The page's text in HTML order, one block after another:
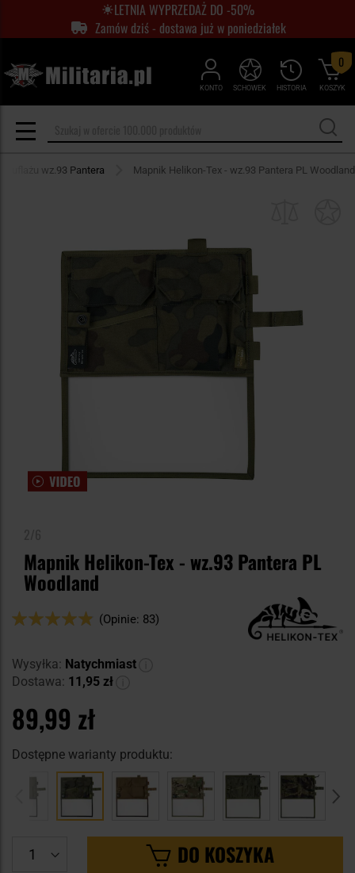
LETNIA WYPRZEDAŻ DO -50%
Zamów dziś - dostawa już w poniedziałek
KONTO HISTORIA
SCHOWEK KOSZYK
0
wz.93 Pantera Mapnik Helikon-Tex - wz.93 Pantera PL Woodland
Mapnik Helikon-Tex - wz.93 Pantera PL
Woodland
Ocena:
(Opinie: 83)
Wysyłka: Natychmiast
Dostawa: 11,95 zł
89,99 zł
Dostępne warianty produktu:
DO KOSZYKA